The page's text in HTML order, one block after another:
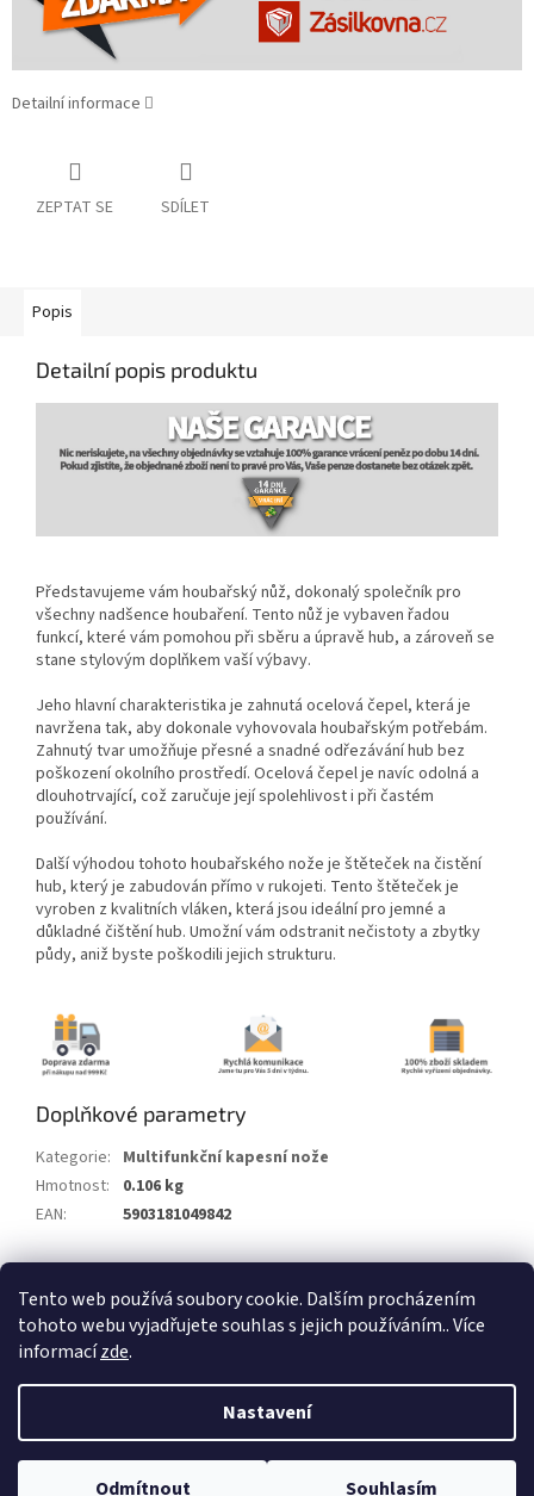
Tento web používá soubory cookie. Dalším procházením
tohoto webu vyjadřujete souhlas s jejich používáním.. Více
informacízde.
Nastavení
Odmítnout Souhlasím
Detailní informace
ZEPTAT SE SDÍLET
Popis
Detailní popis produktu
Představujeme vám houbařský nůž, dokonalý společník pro
všechny nadšence houbaření. Tento nůž je vybaven řadou
funkcí, které vám pomohou při sběru a úpravě hub, a zároveň se
stane stylovým doplňkem vaší výbavy.
Jeho hlavní charakteristika je zahnutá ocelová čepel, která je
navržena tak, aby dokonale vyhovovala houbařským potřebám.
Zahnutý tvar umožňuje přesné a snadné odřezávání hub bez
poškození okolního prostředí. Ocelová čepel je navíc odolná a
dlouhotrvající, což zaručuje její spolehlivost i při častém
používání.
Další výhodou tohoto houbařského nože je štěteček na čistění
hub, který je zabudován přímo v rukojeti. Tento štěteček je
vyroben z kvalitních vláken, která jsou ideální pro jemné a
důkladné čištění hub. Umožní vám odstranit nečistoty a zbytky
půdy, aniž byste poškodili jejich strukturu.
Doplňkové parametry
Kategorie: Multifunkční kapesní nože
Hmotnost:
0.106 kg
EAN: 5903181049842
Vytvořil Shoptet
Alum.cz. Všechna práva vyhrazena.